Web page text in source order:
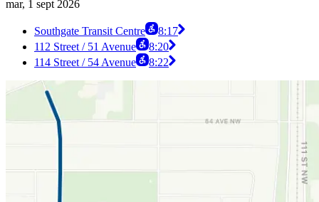
mar, 1 sept 2026
Southgate Transit Centre
8:17
112 Street / 51 Avenue
8:20
114 Street / 54 Avenue
8:22